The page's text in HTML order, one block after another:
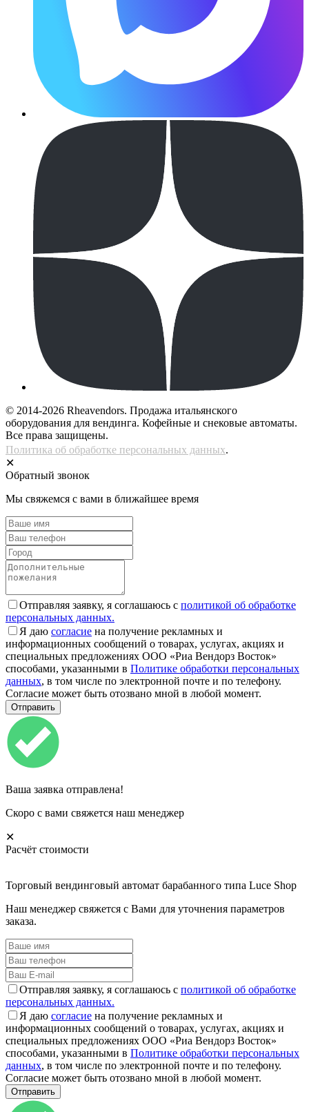
© 2014-2026 Rheavendors. Продажа итальянского
оборудования для вендинга. Кофейные и снековые автоматы.
Все права защищены.
Политика об обработке персональных данных.
✕
Обратный звонок
Мы свяжемся с вами в ближайшее время
Отправляя заявку, я соглашаюсь с политикой об обработке
персональных данных.
Я даю согласие на получение рекламных и
информационных сообщений о товарах, услугах, акциях и
специальных предложениях ООО «Риа Вендорз Восток»
способами, указанными в Политике обработки персональных
данных, в том числе по электронной почте и по телефону.
Согласие может быть отозвано мной в любой момент.
Ваша заявка отправлена!
Скоро с вами свяжется наш менеджер
✕
Расчёт стоимости
Торговый вендинговый автомат барабанного типа Luce Shop
Наш менеджер свяжется с Вами для уточнения параметров
заказа.
Отправляя заявку, я соглашаюсь с политикой об обработке
персональных данных.
Я даю согласие на получение рекламных и
информационных сообщений о товарах, услугах, акциях и
специальных предложениях ООО «Риа Вендорз Восток»
способами, указанными в Политике обработки персональных
данных, в том числе по электронной почте и по телефону.
Согласие может быть отозвано мной в любой момент.